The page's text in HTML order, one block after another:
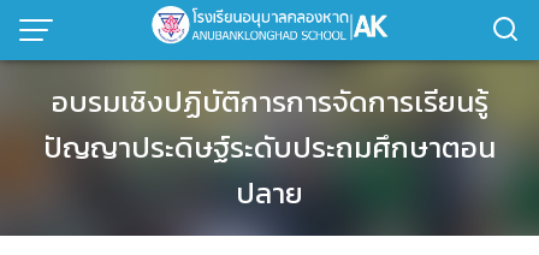
Skip
อบรมเชิงปฏิบัติการการจัดการเรียนรู้
ปัญญาประดิษฐ์ระดับประถมศึกษาตอน
ปลาย